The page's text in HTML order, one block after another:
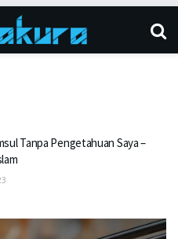
Tanpa Pengetahuan Saya –